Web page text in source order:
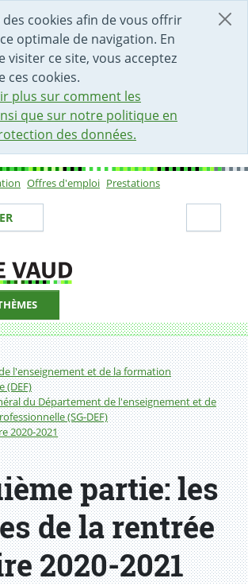
des cookies afin de vous offrir
optimale de navigation. En
visiter ce site, vous acceptez
ces cookies.
plus sur comment les
que sur notre politique en
des données.
DE LA PAGE
DE RECHERCHE
CONTACT
Offres d'emploi Prestations
l'enseignement et de la formation
(DEF)
du Département de l'enseignement et de
(SG-DEF)
2020-2021
les chiffres de la rentrée scolaire
partie: les
de la rentrée
2020-2021